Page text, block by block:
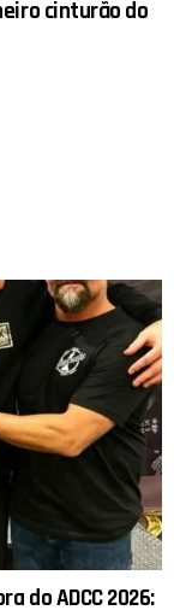
cinturão do
do ADCC 2026: